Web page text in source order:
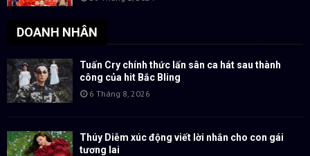
DOANH NHÂN
Tuấn Cry chính thức lấn sân ca hát sau thành
công của hit Bắc Bling
6 Tháng 8, 2026
Thúy Diễm xúc động viết lời nhắn cho con gái
tương lai